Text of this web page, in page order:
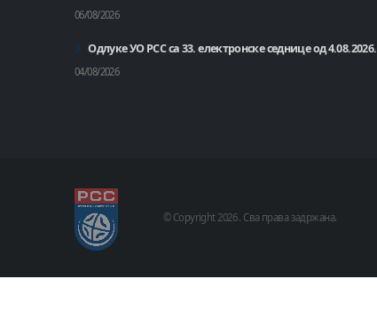
06/08/2026
Одлуке УО РСС са 33. електронске седнице од 4.08.2026.
04/08/2026
© Copyright 2026 . Сва права задржана.